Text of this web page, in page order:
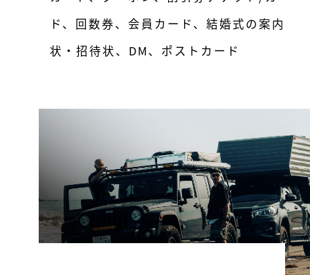
ド、回数券、会員カード、結婚式の案内
状・招待状、DM、ポストカード